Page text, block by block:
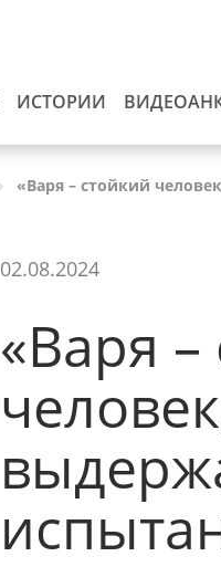
ИСТОРИИ
«Варя – стойкий
02.08.2024
«Варя –